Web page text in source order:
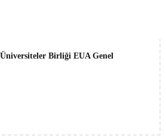
Birliği EUA Genel